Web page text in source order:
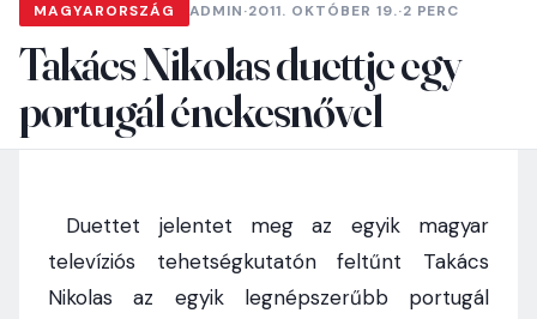
MAGYARORSZÁG ADMIN·2011. OKTÓBER 19.·2 PERC
Takács Nikolas duettje egy
portugál énekesnővel
Duettet jelentet meg az egyik magyar
televíziós tehetségkutatón feltűnt Takács
Nikolas az egyik legnépszerűbb portugál